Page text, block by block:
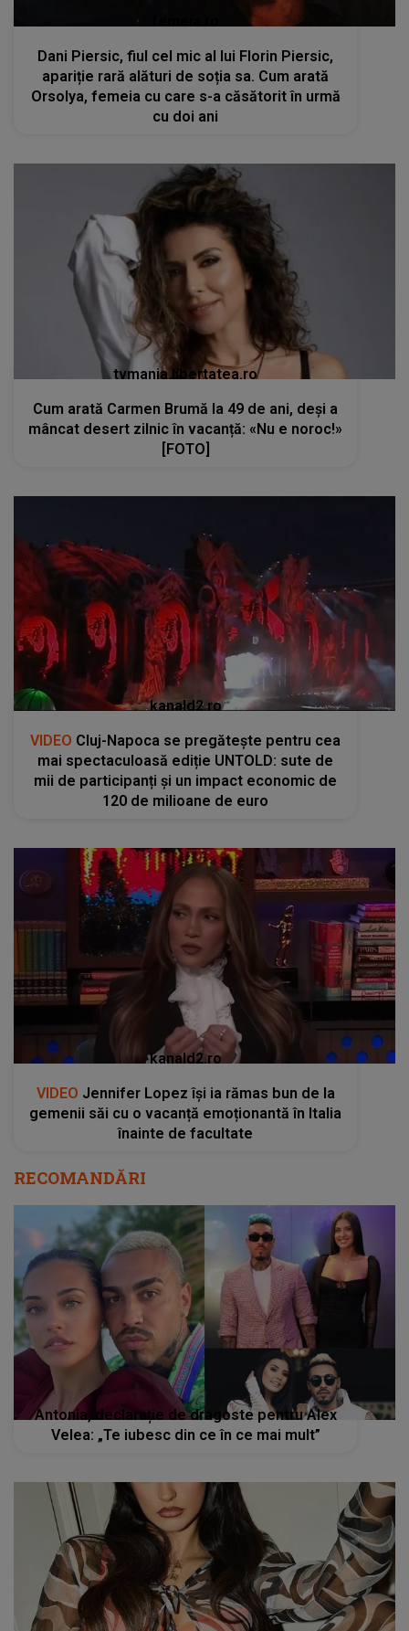
Dani Piersic, fiul cel mic al lui Florin Piersic,
apariție rară alături de soția sa. Cum arată
Orsolya, femeia cu care s-a căsătorit în urmă
cu doi ani
tvmania.libertatea.ro
Cum arată Carmen Brumă la 49 de ani, deși a
mâncat desert zilnic în vacanță: «Nu e noroc!»
[FOTO]
kanald2.ro
VIDEO Cluj-Napoca se pregătește pentru cea
mai spectaculoasă ediție UNTOLD: sute de
mii de participanți și un impact economic de
120 de milioane de euro
kanald2.ro
VIDEO Jennifer Lopez își ia rămas bun de la
gemenii săi cu o vacanță emoționantă în Italia
înainte de facultate
RECOMANDĂRI
Antonia, declarație de dragoste pentru Alex
Velea: „Te iubesc din ce în ce mai mult”